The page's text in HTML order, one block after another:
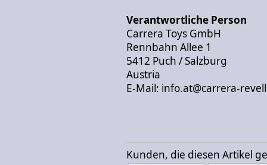
Verantwortliche Person
Carrera Toys GmbH
Rennbahn Allee 1
5412 Puch / Salzburg
Austria
E-Mail: info.at@carrera-
Kunden, die diesen Artikel